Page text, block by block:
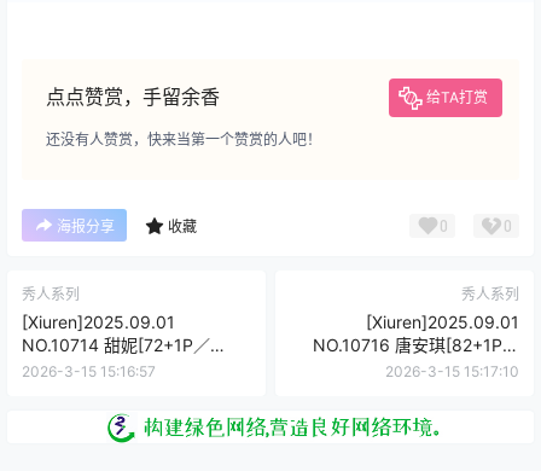
点点赞赏，手留余香 给TA打赏
还没有人赞赏，快来当第一个赞赏的人吧！
海报分享 收藏 0 0
秀人系列
[Xiuren]2025.09.01
NO.10714 甜妮[72+1P／
804MB]
2026-3-15 15:16:57
秀人系列
[Xiuren]2025.09.01
NO.10716 唐安琪[82+1P／
860MB]
2026-3-15 15:17:10